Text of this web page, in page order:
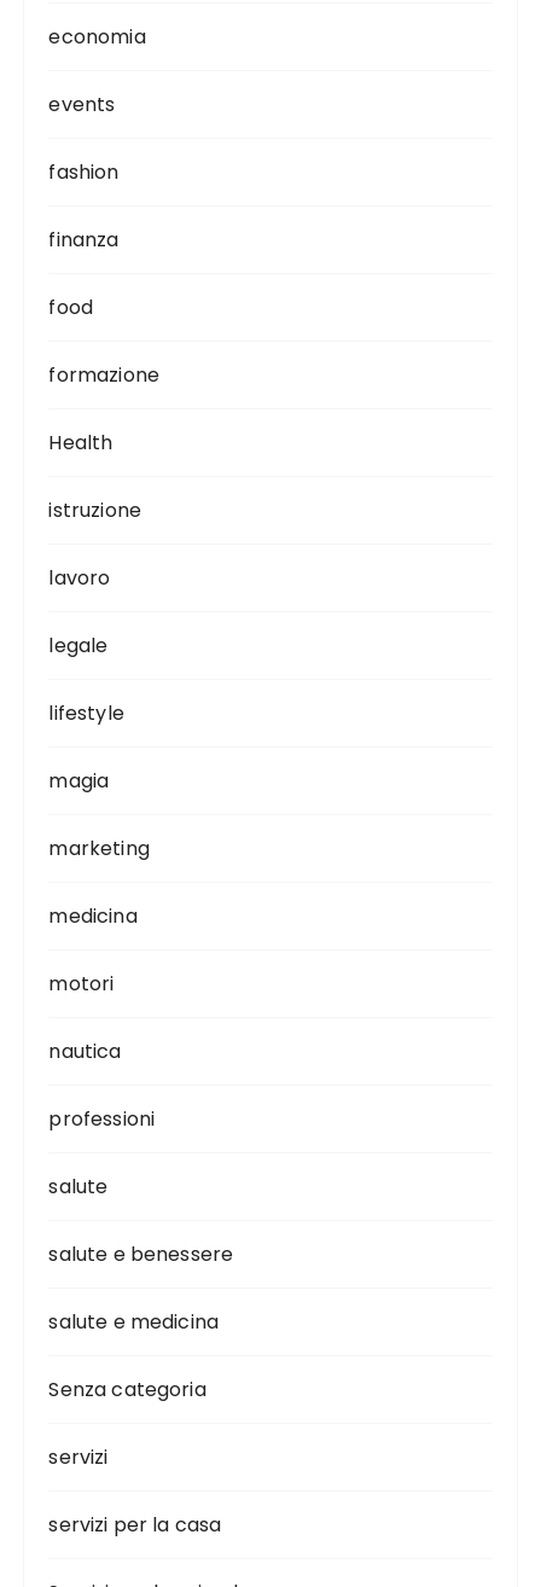
economia
events
fashion
finanza
food
formazione
Health
istruzione
lavoro
legale
lifestyle
magia
marketing
medicina
motori
nautica
professioni
salute
salute e benessere
salute e medicina
Senza categoria
servizi
servizi per la casa